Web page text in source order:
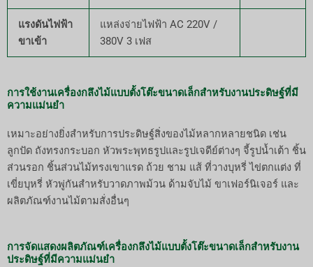
แรงดันไฟฟ้า
ขาเข้า
แหล่งจ่ายไฟฟ้า AC 220V /
380V 3 เฟส
การใช้งานเครื่องกลึงไม้แบบตั้งโต๊ะขนาดเล็กสำหรับงานประดิษฐ์ที่มี
ความแม่นยำ
เหมาะอย่างยิ่งสำหรับการประดิษฐ์สิ่งของไม้หลากหลายชนิด เช่น
ลูกปัด ถังทรงกระบอก หัวพระพุทธรูปและรูปเจดีย์ต่างๆ จี้รูปน้ำเต้า ชิ้น
ส่วนรอก ชิ้นส่วนไม้ทรงเขาแรด ถ้วย ชาม แส้ ที่วางบุหรี่ ไข่ตกแต่ง ที่
เขี่ยบุหรี่ หัวพู่กันสำหรับวาดภาพม้วน ด้ามจับไม้ ขาเฟอร์นิเจอร์ และ
ผลิตภัณฑ์งานไม้ตามสั่งอื่นๆ
การจัดแสดงผลิตภัณฑ์เครื่องกลึงไม้แบบตั้งโต๊ะขนาดเล็กสำหรับงาน
ประดิษฐ์ที่มีความแม่นยำ